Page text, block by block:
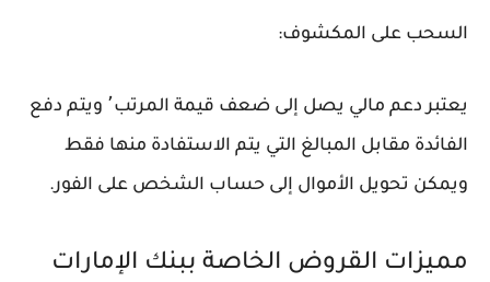
السحب على المكشوف:
يعتبر دعم مالي يصل إلى ضعف قيمة المرتب٬ ويتم دفع
الفائدة مقابل المبالغ التي يتم الاستفادة منها فقط
ويمكن تحويل الأموال إلى حساب الشخص على الفور.
مميزات القروض الخاصة ببنك الإمارات